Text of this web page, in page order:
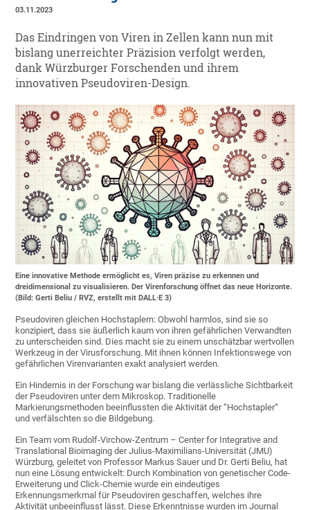
03.11.2023
Das Eindringen von Viren in Zellen kann nun mit
bislang unerreichter Präzision verfolgt werden,
dank Würzburger Forschenden und ihrem
innovativen Pseudoviren-Design.
Eine innovative Methode ermöglicht es, Viren präzise zu erkennen und
dreidimensional zu visualisieren. Der Virenforschung öffnet das neue Horizonte.
(Bild: Gerti Beliu / RVZ, erstellt mit DALL·E 3)
Pseudoviren gleichen Hochstaplern: Obwohl harmlos, sind sie so
konzipiert, dass sie äußerlich kaum von ihren gefährlichen Verwandten
zu unterscheiden sind. Dies macht sie zu einem unschätzbar wertvollen
Werkzeug in der Virusforschung. Mit ihnen können Infektionswege von
gefährlichen Virenvarianten exakt analysiert werden.
Ein Hindernis in der Forschung war bislang die verlässliche Sichtbarkeit
der Pseudoviren unter dem Mikroskop. Traditionelle
Markierungsmethoden beeinflussten die Aktivität der “Hochstapler“
und verfälschten so die Bildgebung.
Ein Team vom Rudolf-Virchow-Zentrum – Center for Integrative and
Translational Bioimaging der Julius-Maximilians-Universität (JMU)
Würzburg, geleitet von Professor Markus Sauer und Dr. Gerti Beliu, hat
nun eine Lösung entwickelt: Durch Kombination von genetischer Code-
Erweiterung und Click-Chemie wurde ein eindeutiges
Erkennungsmerkmal für Pseudoviren geschaffen, welches ihre
Aktivität unbeeinflusst lässt. Diese Erkenntnisse wurden im Journal